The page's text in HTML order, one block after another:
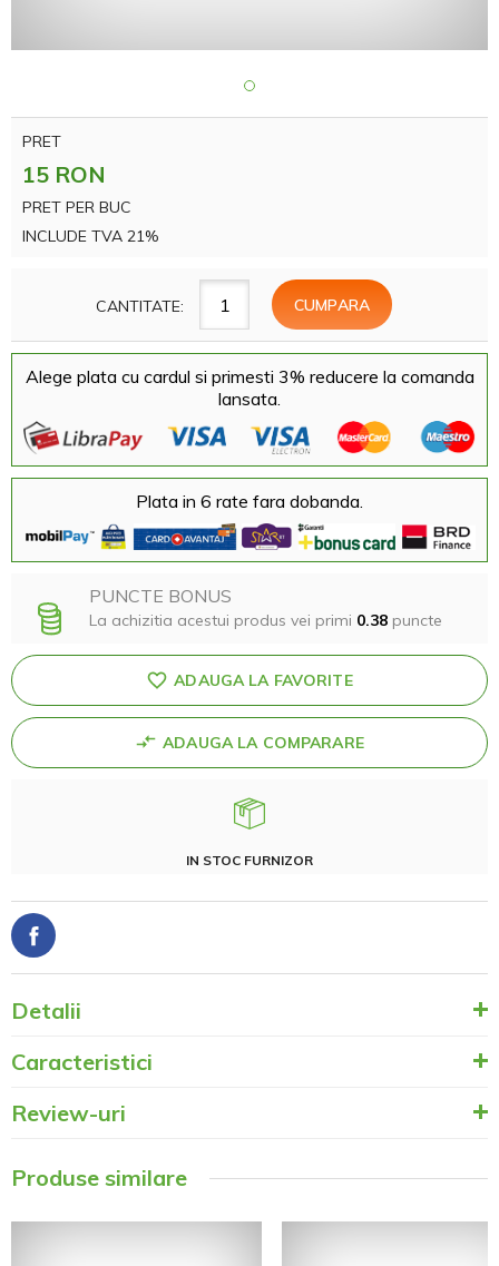
PRET
15 RON
PRET PER BUC
INCLUDE TVA 21%
CANTITATE:
Alege plata cu cardul si primesti 3% reducere la comanda
lansata.
Plata in 6 rate fara dobanda.
PUNCTE BONUS
La achizitia acestui produs vei primi 0.38 puncte
ADAUGA LA FAVORITE
ADAUGA LA COMPARARE
IN STOC FURNIZOR
Detalii
Caracteristici
Review-uri
Produse similare